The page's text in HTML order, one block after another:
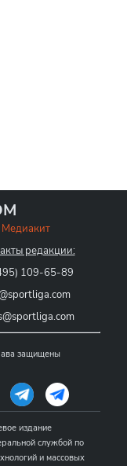
Медиакит
редакции:
109-65-89
защищены
издание
службой по
и массовых